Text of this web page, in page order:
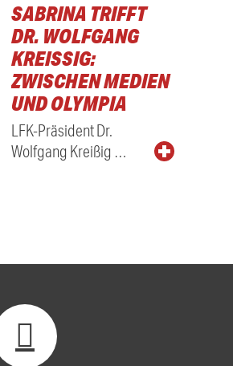
SABRINA TRIFFT
DR. WOLFGANG
KREISSIG: Z
WISCHEN MEDIEN U
ND OLYMPIA
LFK-Präsident Dr.
Wolfgang Kreißig …